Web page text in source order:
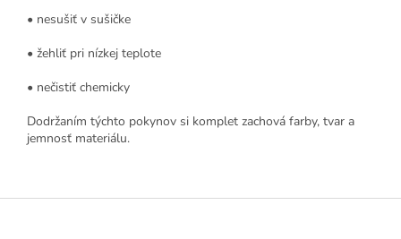
• nesušiť v sušičke
• žehliť pri nízkej teplote
• nečistiť chemicky
Dodržaním týchto pokynov si komplet zachová farby, tvar a
jemnosť materiálu.
Z